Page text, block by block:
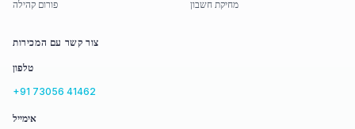
פורום קהילה
מחיקת חשבון
צור קשר עם המכירות
טלפון
+91 73056 41462
אימייל